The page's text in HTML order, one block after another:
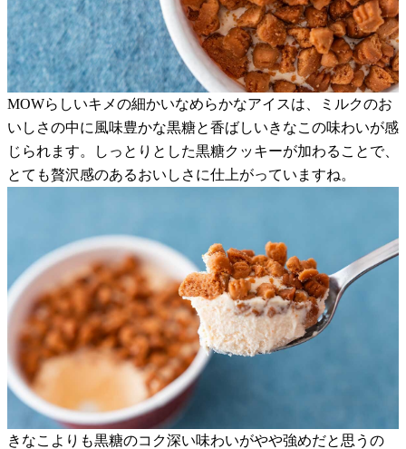
MOWらしいキメの細かいなめらかなアイスは、ミルクのお
いしさの中に風味豊かな黒糖と香ばしいきなこの味わいが感
じられます。しっとりとした黒糖クッキーが加わることで、
とても贅沢感のあるおいしさに仕上がっていますね。
きなこよりも黒糖のコク深い味わいがやや強めだと思うの